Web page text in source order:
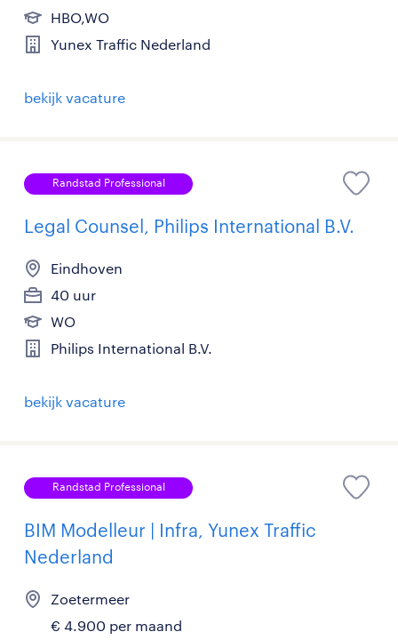
HBO,WO
Yunex Traffic Nederland
bekijk vacature
Randstad Professional
Legal Counsel, Philips International B.V.
Eindhoven
40 uur
WO
Philips International B.V.
bekijk vacature
Randstad Professional
BIM Modelleur | Infra, Yunex Traffic
Nederland
Zoetermeer
€ 4.900 per maand